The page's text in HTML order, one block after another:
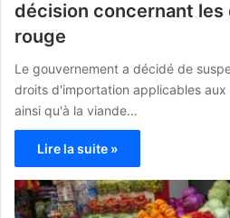
décision concernant les
rouge
Le gouvernement a décidé de
droits d'importation applicables
ainsi qu'à la viande…
Lire la suite »